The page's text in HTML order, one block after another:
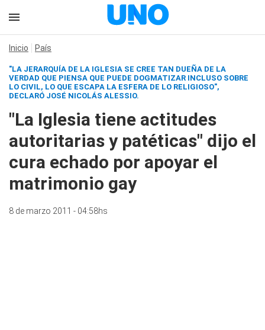
Inicio País
"LA JERARQUÍA DE LA IGLESIA SE CREE TAN DUEÑA DE LA
VERDAD QUE PIENSA QUE PUEDE DOGMATIZAR INCLUSO SOBRE
LO CIVIL, LO QUE ESCAPA LA ESFERA DE LO RELIGIOSO",
DECLARÓ JOSÉ NICOLÁS ALESSIO.
"La Iglesia tiene actitudes
autoritarias y patéticas" dijo el
cura echado por apoyar el
matrimonio gay
8 de marzo 2011 - 04:58hs